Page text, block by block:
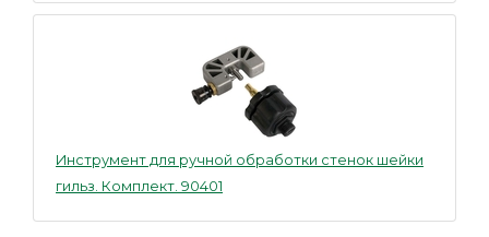
Инструмент для ручной обработки стенок шейки
гильз. Комплект. 90401